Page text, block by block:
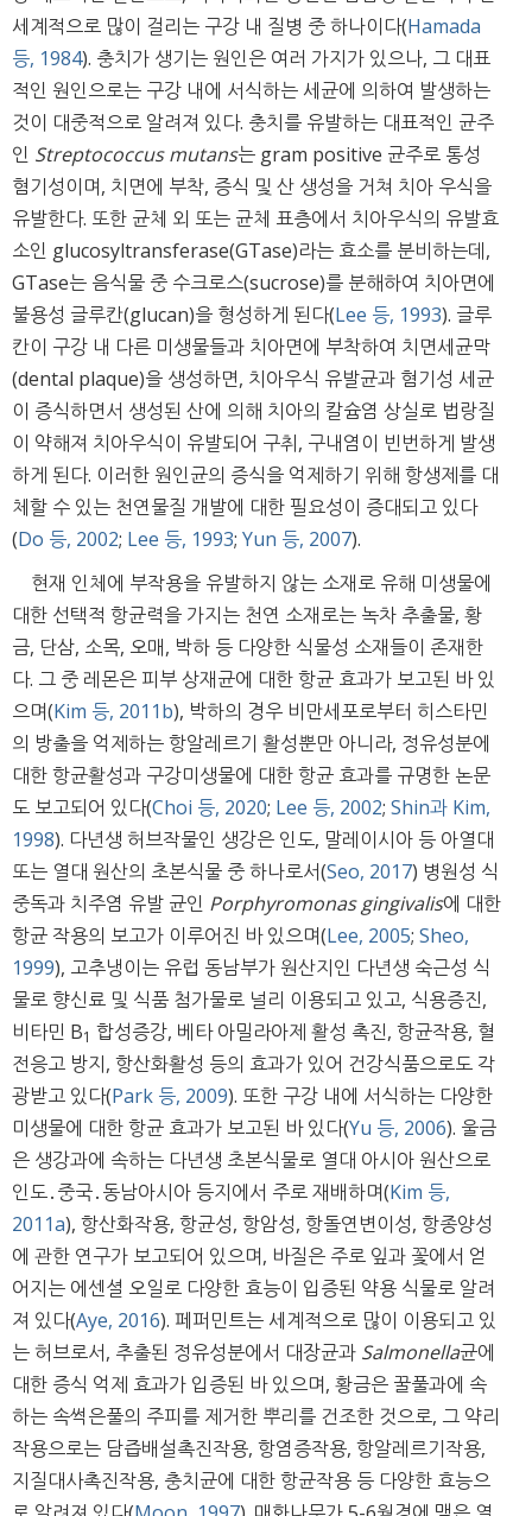
세계적으로 많이 걸리는 구강 내 질병 중 하나이다(Hamada
등, 1984). 충치가 생기는 원인은 여러 가지가 있으나, 그 대표
적인 원인으로는 구강 내에 서식하는 세균에 의하여 발생하는
것이 대중적으로 알려져 있다. 충치를 유발하는 대표적인 균주
인 Streptococcus mutans는 gram positive 균주로 통성
혐기성이며, 치면에 부착, 증식 및 산 생성을 거쳐 치아 우식을
유발한다. 또한 균체 외 또는 균체 표층에서 치아우식의 유발효
소인 glucosyltransferase(GTase)라는 효소를 분비하는데,
GTase는 음식물 중 수크로스(sucrose)를 분해하여 치아면에
불용성 글루칸(glucan)을 형성하게 된다(Lee 등, 1993). 글루
칸이 구강 내 다른 미생물들과 치아면에 부착하여 치면세균막
(dental plaque)을 생성하면, 치아우식 유발균과 혐기성 세균
이 증식하면서 생성된 산에 의해 치아의 칼슘염 상실로 법랑질
이 약해져 치아우식이 유발되어 구취, 구내염이 빈번하게 발생
하게 된다. 이러한 원인균의 증식을 억제하기 위해 항생제를 대
체할 수 있는 천연물질 개발에 대한 필요성이 증대되고 있다
(Do 등, 2002; Lee 등, 1993; Yun 등, 2007).
현재 인체에 부작용을 유발하지 않는 소재로 유해 미생물에
대한 선택적 항균력을 가지는 천연 소재로는 녹차 추출물, 황
금, 단삼, 소목, 오매, 박하 등 다양한 식물성 소재들이 존재한
다. 그 중 레몬은 피부 상재균에 대한 항균 효과가 보고된 바 있
으며(Kim 등, 2011b), 박하의 경우 비만세포로부터 히스타민
의 방출을 억제하는 항알레르기 활성뿐만 아니라, 정유성분에
대한 항균활성과 구강미생물에 대한 항균 효과를 규명한 논문
도 보고되어 있다(Choi 등, 2020; Lee 등, 2002; Shin과 Kim,
1998). 다년생 허브작물인 생강은 인도, 말레이시아 등 아열대
또는 열대 원산의 초본식물 중 하나로서(Seo, 2017) 병원성 식
중독과 치주염 유발 균인 Porphyromonas gingivalis에 대한
항균 작용의 보고가 이루어진 바 있으며(Lee, 2005; Sheo,
1999), 고추냉이는 유럽 동남부가 원산지인 다년생 숙근성 식
물로 향신료 및 식품 첨가물로 널리 이용되고 있고, 식용증진,
비타민 B1 합성증강, 베타 아밀라아제 활성 촉진, 항균작용, 혈
전응고 방지, 항산화활성 등의 효과가 있어 건강식품으로도 각
광받고 있다(Park 등, 2009). 또한 구강 내에 서식하는 다양한
미생물에 대한 항균 효과가 보고된 바 있다(Yu 등, 2006). 울금
은 생강과에 속하는 다년생 초본식물로 열대 아시아 원산으로
인도․중국․동남아시아 등지에서 주로 재배하며(Kim 등,
2011a), 항산화작용, 항균성, 항암성, 항돌연변이성, 항종양성
에 관한 연구가 보고되어 있으며, 바질은 주로 잎과 꽃에서 얻
어지는 에센셜 오일로 다양한 효능이 입증된 약용 식물로 알려
져 있다(Aye, 2016). 페퍼민트는 세계적으로 많이 이용되고 있
는 허브로서, 추출된 정유성분에서 대장균과 Salmonella균에
대한 증식 억제 효과가 입증된 바 있으며, 황금은 꿀풀과에 속
하는 속썩은풀의 주피를 제거한 뿌리를 건조한 것으로, 그 약리
작용으로는 담즙배설촉진작용, 항염증작용, 항알레르기작용,
지질대사촉진작용, 충치균에 대한 항균작용 등 다양한 효능으